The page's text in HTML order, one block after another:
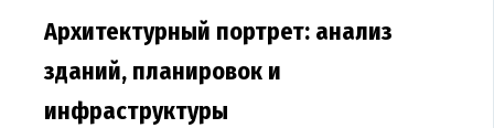
Архитектурный портрет: анализ
зданий, планировок и
инфраструктуры